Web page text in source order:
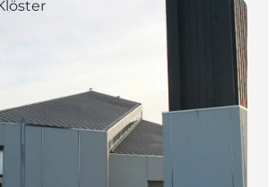
Urlaubsplanung